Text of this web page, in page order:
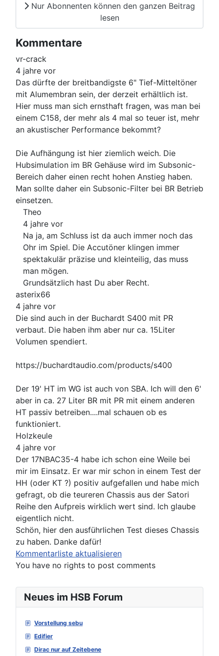
Neues im HSB Forum
Vorstellung sebu
Edifier
Dirac nur auf Zeitebene
Nur Abonnenten können den ganzen Beitrag
lesen
Kommentare
vr-crack
4 jahre vor
Das dürfte der breitbandigste 6" Tief-Mitteltöner
mit Alumembran sein, der derzeit erhältlich ist.
Hier muss man sich ernsthaft fragen, was man bei
einem C158, der mehr als 4 mal so teuer ist, mehr
an akustischer Performance bekommt?
Die Aufhängung ist hier ziemlich weich. Die
Hubsimulation im BR Gehäuse wird im Subsonic-
Bereich daher einen recht hohen Anstieg haben.
Man sollte daher ein Subsonic-Filter bei BR Betrieb
einsetzen.
Theo
4 jahre vor
Na ja, am Schluss ist da auch immer noch das
Ohr im Spiel. Die Accutöner klingen immer
spektakulär präzise und kleinteilig, das muss
man mögen.
Grundsätzlich hast Du aber Recht.
asterix66
4 jahre vor
Die sind auch in der Buchardt S400 mit PR
verbaut. Die haben ihm aber nur ca. 15Liter
Volumen spendiert.
https://buchardtaudio.com/products/s400
Der 19' HT im WG ist auch von SBA. Ich will den 6'
aber in ca. 27 Liter BR mit PR mit einem anderen
HT passiv betreiben....mal schauen ob es
funktioniert.
Holzkeule
4 jahre vor
Der 17NBAC35-4 habe ich schon eine Weile bei
mir im Einsatz. Er war mir schon in einem Test der
HH (oder KT ?) positiv aufgefallen und habe mich
gefragt, ob die teureren Chassis aus der Satori
Reihe den Aufpreis wirklich wert sind. Ich glaube
eigentlich nicht.
Schön, hier den ausführlichen Test dieses Chassis
zu haben. Danke dafür!
Kommentarliste aktualisieren
You have no rights to post comments